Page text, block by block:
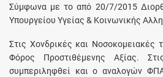
Σύμφωνα με το από 20/7/2015
Υπουργείου Υγείας & Κοινωνικής
Στις Χονδρικές και Νοσοκομειακές
Φόρος Προστιθέμενης Αξίας.
συμπεριληφθεί και ο αναλογών